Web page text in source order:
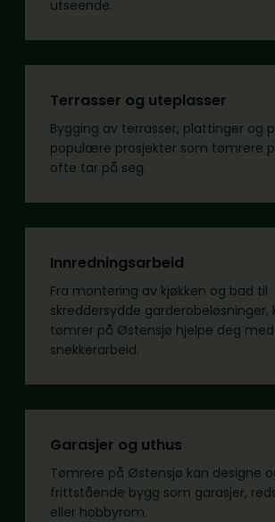
utseende.
Terrasser og uteplasser
Bygging av terrasser, plattinger og
populære prosjekter som tømrere
ofte tar på seg.
Innredningsarbeid
Fra montering av kjøkken og bad til
skreddersydde garderobeløsninger,
tømrer på Østensjø hjelpe deg
snekkerarbeid.
Garasjer og uthus
Tømrere på Østensjø kan designe
frittstående bygg som garasjer,
eller hobbyrom.